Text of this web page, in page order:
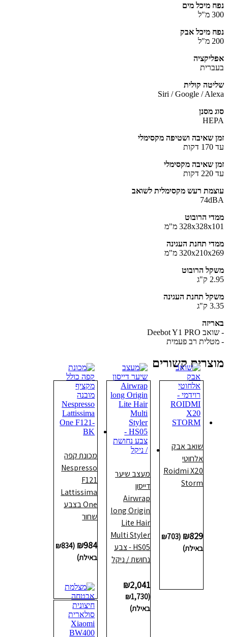
נפח מיכל מים
300 מ"ל
נפח מיכל אבק
200 מ"ל
אפליקציה
בעברית
שליטה קולית
Siri / Google / Alexa
סוג מסנן
HEPA
זמן שאיבה ושטיפה מקסימלי
עד 170 דקות
זמן שאיבה מקסימלי
עד 220 דקות
עוצמת רעש מקסימלית לשואב
74dBA
ממדי הרובוט
328x328x101 מ"מ
ממדי תחנת העגינה
320x210x269 מ"מ
משקל הרובוט
2.95 ק"ג
משקל תחנת העגינה
3.35 ק"ג
באריזה
- שואב Deebot Y1 PRO
- מטלית רב פעמית
מוצרים קשורים
שואב אבק
אלחוטי
Roidmi X20
Storm
₪829
(
₪703
באילת)
מעצב שיער
דייסון
Airwrap
long Origin
Lite Hair
Multi Styler
HS05 - צבע
נחושת / ניקל
₪2,041
(
₪1,730
באילת)
מכונת קפה
Nespresso
F121
Lattissima
One בצבע
שחור
₪984
(
₪834
באילת)
לסל